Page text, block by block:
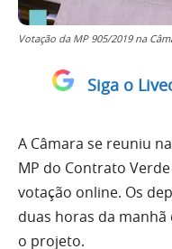
Votação da MP 905/2019 na
Siga o
A Câmara se reuniu
MP do Contrato
votação online. Os
duas horas da
o projeto.